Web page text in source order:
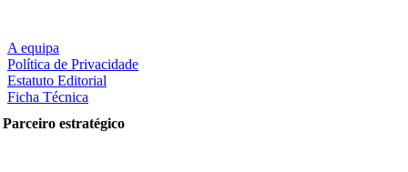
A equipa
Política de Privacidade
Estatuto Editorial
Ficha Técnica
Parceiro estratégico